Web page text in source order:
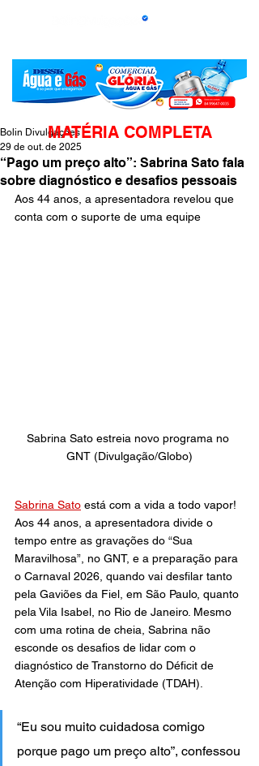
“Pago um preço alto”: Sabrina Sato fala
sobre diagnóstico e desafios pessoais
Bolin Divulgações
29 de out. de 2025
Aos 44 anos, a apresentadora revelou que
conta com o suporte de uma equipe
Sabrina Sato estreia novo programa no
GNT (Divulgação/Globo)
Sabrina Sato está com a vida a todo vapor!
Aos 44 anos, a apresentadora divide o
tempo entre as gravações do “Sua
Maravilhosa”, no GNT, e a preparação para
o Carnaval 2026, quando vai desfilar tanto
pela Gaviões da Fiel, em São Paulo, quanto
pela Vila Isabel, no Rio de Janeiro. Mesmo
com uma rotina de cheia, Sabrina não
esconde os desafios de lidar com o
diagnóstico de Transtorno do Déficit de
Atenção com Hiperatividade (TDAH).
“Eu sou muito cuidadosa comigo
porque pago um preço alto”, confessou
MATÉRIA COMPLETA